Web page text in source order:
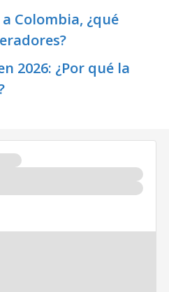
Colombia, ¿qué
2026: ¿Por qué la